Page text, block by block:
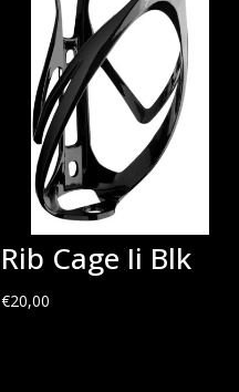
Rib Cage Ii Blk
€20,00